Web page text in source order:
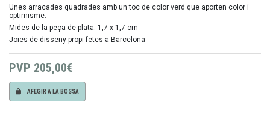
Unes arracades quadrades amb un toc de color verd que aporten color i
optimisme.
Mides de la peça de plata: 1,7 x 1,7 cm
Joies de disseny propi fetes a Barcelona
PVP 205,00€
AFEGIR A LA BOSSA